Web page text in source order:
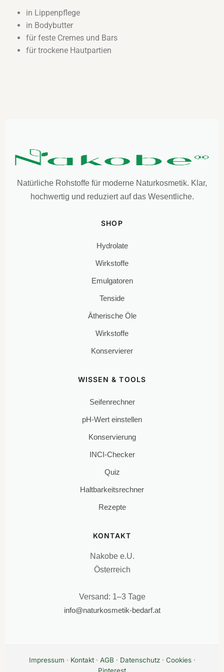
in Lippenpflege
in Bodybutter
für feste Cremes und Bars
für trockene Hautpartien
Natürliche Rohstoffe für moderne Naturkosmetik. Klar,
hochwertig und reduziert auf das Wesentliche.
SHOP
Hydrolate
Wirkstoffe
Emulgatoren
Tenside
Ätherische Öle
Wirkstoffe
Konservierer
WISSEN & TOOLS
Seifenrechner
pH-Wert einstellen
Konservierung
INCI-Checker
Quiz
Haltbarkeitsrechner
Rezepte
KONTAKT
Nakobe e.U.
Österreich
Versand: 1–3 Tage
info@naturkosmetik-bedarf.at
Impressum · Kontakt· AGB · Datenschutz· Cookies·